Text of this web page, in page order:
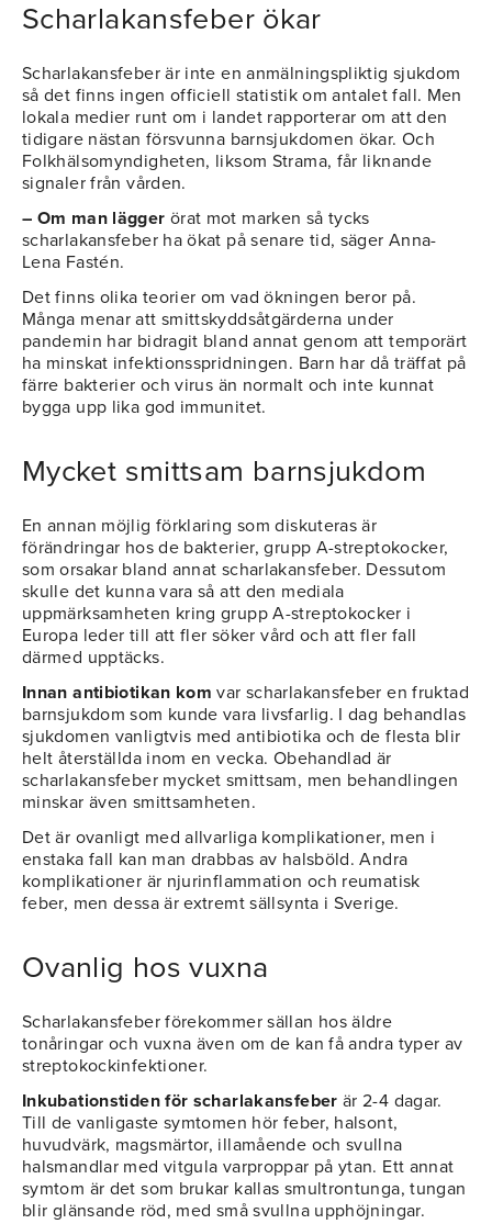
Scharlakansfeber ökar
Scharlakansfeber är inte en anmälningspliktig sjukdom
så det finns ingen officiell statistik om antalet fall. Men
lokala medier runt om i landet rapporterar om att den
tidigare nästan försvunna barnsjukdomen ökar. Och
Folkhälsomyndigheten, liksom Strama, får liknande
signaler från vården.
– Om man lägger örat mot marken så tycks
scharlakansfeber ha ökat på senare tid, säger Anna-
Lena Fastén.
Det finns olika teorier om vad ökningen beror på.
Många menar att smittskyddsåtgärderna under
pandemin har bidragit bland annat genom att temporärt
ha minskat infektionsspridningen. Barn har då träffat på
färre bakterier och virus än normalt och inte kunnat
bygga upp lika god immunitet.
Mycket smittsam barnsjukdom
En annan möjlig förklaring som diskuteras är
förändringar hos de bakterier, grupp A-streptokocker,
som orsakar bland annat scharlakansfeber. Dessutom
skulle det kunna vara så att den mediala
uppmärksamheten kring grupp A-streptokocker i
Europa leder till att fler söker vård och att fler fall
därmed upptäcks.
Innan antibiotikan kom var scharlakansfeber en fruktad
barnsjukdom som kunde vara livsfarlig. I dag behandlas
sjukdomen vanligtvis med antibiotika och de flesta blir
helt återställda inom en vecka. Obehandlad är
scharlakansfeber mycket smittsam, men behandlingen
minskar även smittsamheten.
Det är ovanligt med allvarliga komplikationer, men i
enstaka fall kan man drabbas av halsböld. Andra
komplikationer är njurinflammation och reumatisk
feber, men dessa är extremt sällsynta i Sverige.
Ovanlig hos vuxna
Scharlakansfeber förekommer sällan hos äldre
tonåringar och vuxna även om de kan få andra typer av
streptokockinfektioner.
Inkubationstiden för scharlakansfeber är 2-4 dagar.
Till de vanligaste symtomen hör feber, halsont,
huvudvärk, magsmärtor, illamående och svullna
halsmandlar med vitgula varproppar på ytan. Ett annat
symtom är det som brukar kallas smultrontunga, tungan
blir glänsande röd, med små svullna upphöjningar.